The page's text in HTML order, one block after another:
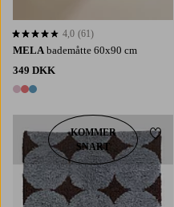
MELA bademåtte 60x90 cm
349 DKK
3 farver
4,0 baseret på 61 bedømmelser
4,0 (61)
KOMMER
SNART
60X9080X120